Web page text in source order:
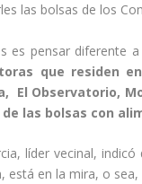
las bolsas de los
es pensar diferente
que residen
El Observatorio,
las bolsas con
líder vecinal,
está en la mira, o